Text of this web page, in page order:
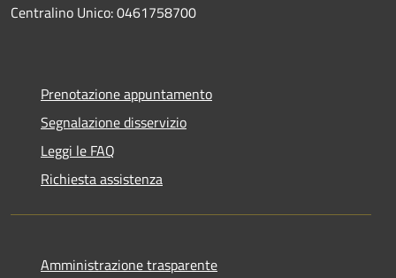
Centralino Unico: 0461758700
Prenotazione appuntamento
Segnalazione disservizio
Leggi le FAQ
Richiesta assistenza
Amministrazione trasparente